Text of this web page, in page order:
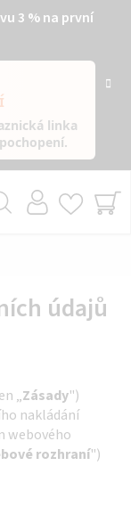
3 % na první
linka
údajů
„Zásady")
nakládání
webového
rozhraní")